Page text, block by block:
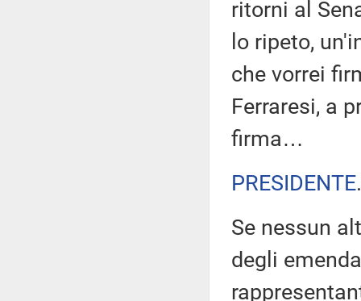
ritorni al
lo ripeto,
che vorrei
Ferraresi, a
firma…
PRESIDENTE
Se nessun
degli